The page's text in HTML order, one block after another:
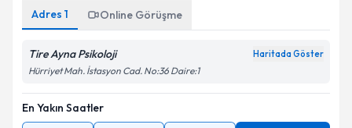
Adres 1 Online Görüşme
Tire Ayna Psikoloji Haritada Göster
Hürriyet Mah. İstasyon Cad. No:36 Daire:1
En Yakın Saatler